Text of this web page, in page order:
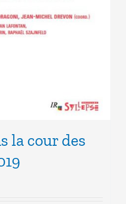
la cour des